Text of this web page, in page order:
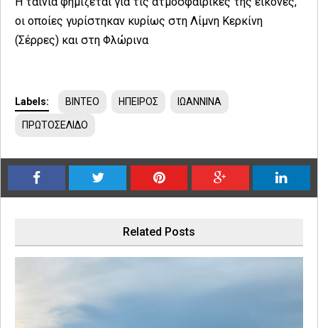
οι οποίες γυρίστηκαν κυρίως στη Λίμνη Κερκίνη
(Σέρρες) και στη Φλώρινα
Labels: ΒΙΝΤΕΟ ΗΠΕΙΡΟΣ ΙΩΑΝΝΙΝΑ
ΠΡΩΤΟΣΕΛΙΔΟ
Related Posts